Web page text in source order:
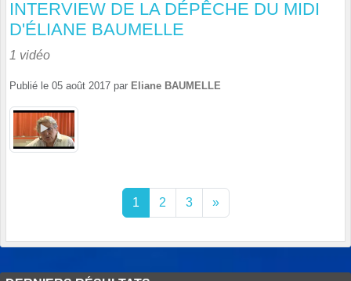
INTERVIEW DE LA DÉPÊCHE DU MIDI
D'ÉLIANE BAUMELLE
1 vidéo
Publié le 05 août 2017 par Eliane BAUMELLE
1 2 3 »